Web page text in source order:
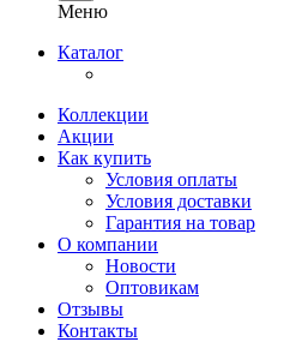
Меню
Каталог
Коллекции
Акции
Как купить
Условия оплаты
Условия доставки
Гарантия на товар
О компании
Новости
Оптовикам
Отзывы
Контакты